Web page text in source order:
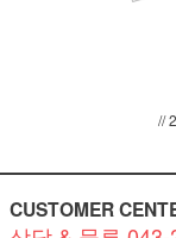
//
CUSTOMER